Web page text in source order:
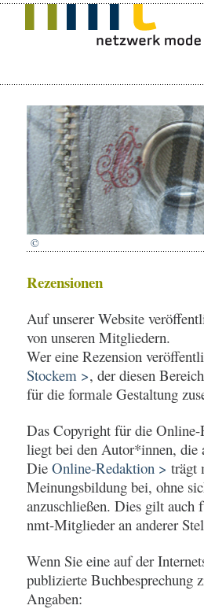
©
Rezensionen
Auf unserer Website
von unseren Mitgliedern.
Wer eine Rezension
Stockem >, der diesen
für die formale Gestaltung
Das Copyright für die
liegt bei den Autor*innen, die
DieOnline-Redaktion > trägt
Meinungsbildung bei, ohne
anzuschließen. Dies gilt auch
nmt-Mitglieder an anderer
Wenn Sie eine auf der
publizierte Buchbesprechung
Angaben: